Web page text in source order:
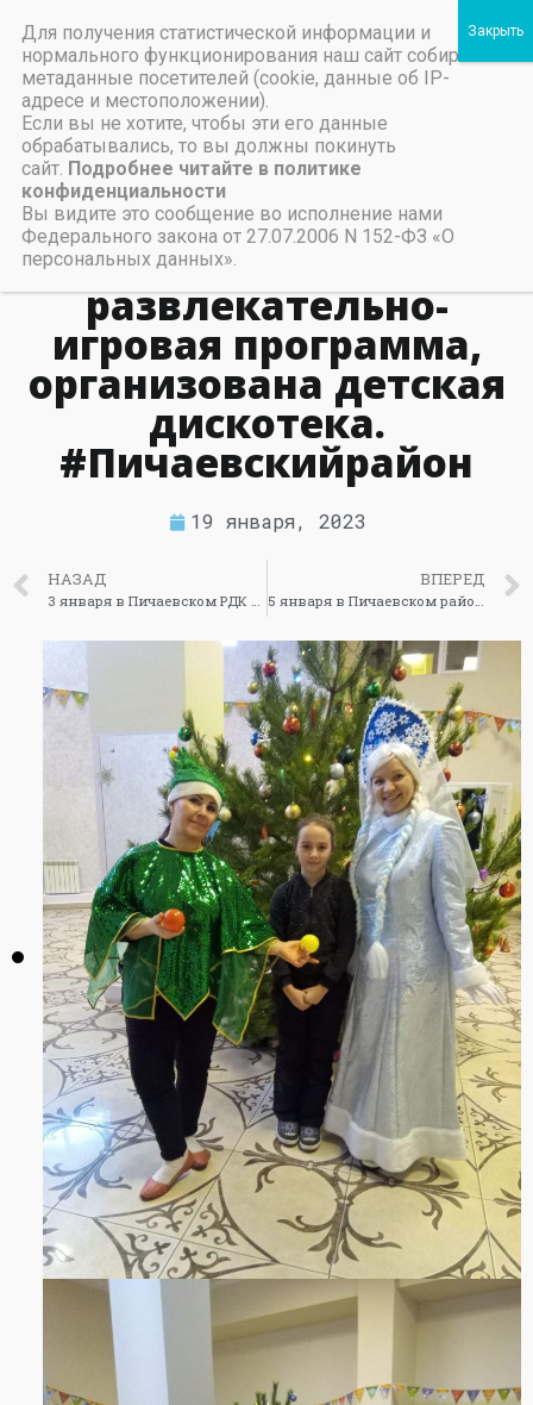
Пичаевский дом культуры
4 января в Пичаевском
РДК прошли
Новогодние встречи
Деда Мороза и
Снегурочки. Проведена
развлекательно-
игровая программа,
организована детская
дискотека.
#Пичаевскийрайон
19 января, 2023
НАЗАД ВПЕРЕД
Для получения статистической информации и
нормального функционирования наш сайт собирает
метаданные посетителей (cookie, данные об IP-
адресе и местоположении).
Если вы не хотите, чтобы эти его данные
обрабатывались, то вы должны покинуть
сайт. Подробнее читайте в политике
конфиденциальности
Вы видите это сообщение во исполнение нами
Федерального закона от 27.07.2006 N 152-ФЗ «О
персональных данных».